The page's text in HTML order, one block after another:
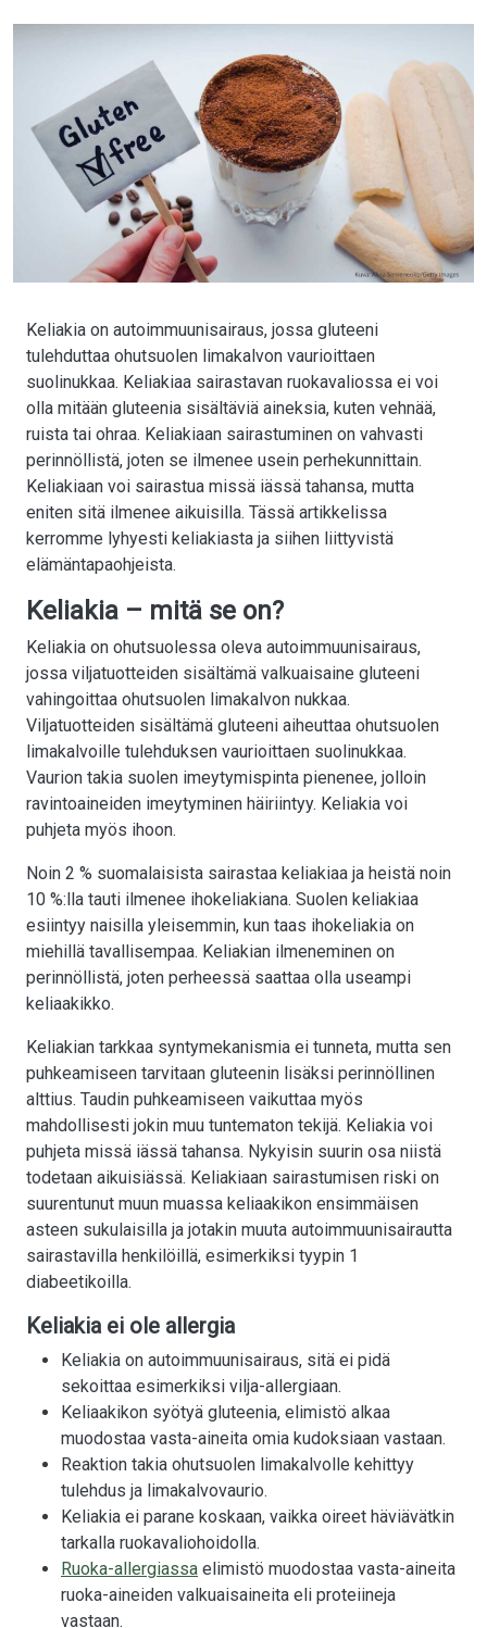
Keliakia on autoimmuunisairaus, jossa gluteeni
tulehduttaa ohutsuolen limakalvon vaurioittaen
suolinukkaa. Keliakiaa sairastavan ruokavaliossa ei voi
olla mitään gluteenia sisältäviä aineksia, kuten vehnää,
ruista tai ohraa. Keliakiaan sairastuminen on vahvasti
perinnöllistä, joten se ilmenee usein perhekunnittain.
Keliakiaan voi sairastua missä iässä tahansa, mutta
eniten sitä ilmenee aikuisilla. Tässä artikkelissa
kerromme lyhyesti keliakiasta ja siihen liittyvistä
elämäntapaohjeista.
Keliakia – mitä se on?
Keliakia on ohutsuolessa oleva autoimmuunisairaus,
jossa viljatuotteiden sisältämä valkuaisaine gluteeni
vahingoittaa ohutsuolen limakalvon nukkaa.
Viljatuotteiden sisältämä gluteeni aiheuttaa ohutsuolen
limakalvoille tulehduksen vaurioittaen suolinukkaa.
Vaurion takia suolen imeytymispinta pienenee, jolloin
ravintoaineiden imeytyminen häiriintyy. Keliakia voi
puhjeta myös ihoon.
Noin 2 % suomalaisista sairastaa keliakiaa ja heistä noin
10 %:lla tauti ilmenee ihokeliakiana. Suolen keliakiaa
esiintyy naisilla yleisemmin, kun taas ihokeliakia on
miehillä tavallisempaa. Keliakian ilmeneminen on
perinnöllistä, joten perheessä saattaa olla useampi
keliaakikko.
Keliakian tarkkaa syntymekanismia ei tunneta, mutta sen
puhkeamiseen tarvitaan gluteenin lisäksi perinnöllinen
alttius. Taudin puhkeamiseen vaikuttaa myös
mahdollisesti jokin muu tuntematon tekijä. Keliakia voi
puhjeta missä iässä tahansa. Nykyisin suurin osa niistä
todetaan aikuisiässä. Keliakiaan sairastumisen riski on
suurentunut muun muassa keliaakikon ensimmäisen
asteen sukulaisilla ja jotakin muuta autoimmuunisairautta
sairastavilla henkilöillä, esimerkiksi tyypin 1
diabeetikoilla.
Keliakia ei ole allergia
Keliakia on autoimmuunisairaus, sitä ei pidä
sekoittaa esimerkiksi vilja-allergiaan.
Keliaakikon syötyä gluteenia, elimistö alkaa
muodostaa vasta-aineita omia kudoksiaan vastaan.
Reaktion takia ohutsuolen limakalvolle kehittyy
tulehdus ja limakalvovaurio.
Keliakia ei parane koskaan, vaikka oireet häviävätkin
tarkalla ruokavaliohoidolla.
Ruoka-allergiassa elimistö muodostaa vasta-aineita
ruoka-aineiden valkuaisaineita eli proteiineja
vastaan.